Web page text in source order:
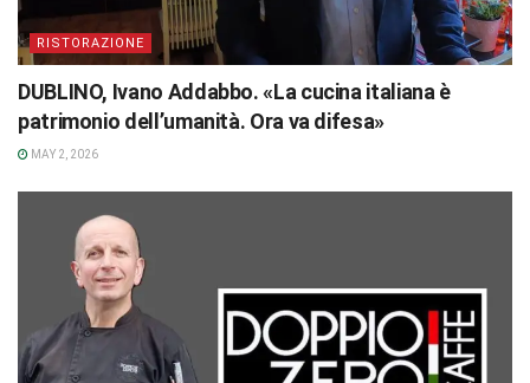
RISTORAZIONE
DUBLINO, Ivano Addabbo. «La cucina italiana è
patrimonio dell’umanità. Ora va difesa»
MAY 2, 2026